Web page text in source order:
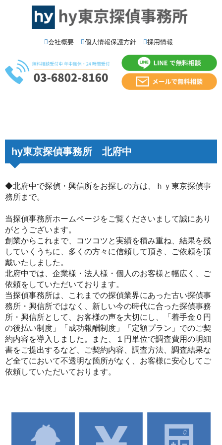
会社概要 個人情報保護方針 採用情報
hy東京探偵事務所 北府中
◆北府中で探偵・興信所をお探しの方は、ｈｙ東京探偵事
務所まで。
当探偵事務所ホームページをご覧くださいまして誠にあり
がとうございます。
創業からこれまで、コツコツと実績を積み重ね、結果を残
していくうちに、多くの方々に信頼して頂き、ご依頼を頂
戴いたしました。
北府中では、企業様・法人様・個人のお客様と幅広く、ご
依頼をしていただいております。
当探偵事務所は、これまでの探偵業界にあった古い探偵事
務所・興信所ではなく、新しい今の時代に合った探偵事務
所・興信所として、お客様の声を大切にし、「着手金０円
の後払い制度」「成功報酬制度」「定額プラン」でのご契
約内容を導入しました。また、１円単位で調査費用の明細
書をご提出するなど、ご契約内容、調査方法、調査結果な
ど全てにおいて不透明な箇所がなく、お客様に安心してご
依頼していただいております。